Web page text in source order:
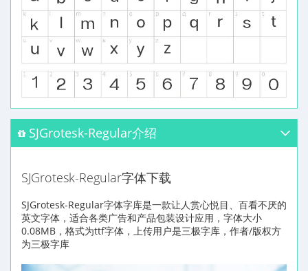
SJGrotesk-Regular介绍
SJGrotesk-Regular字体下载
SJGrotesk-Regular字体字库是一款让人赏心悦目、百看不厌的
英文字体，适合各类广告和产品包装设计应用，字体大小
0.08MB，格式为ttf字体，上传用户是三极字库，作者/版权方
为三极字库